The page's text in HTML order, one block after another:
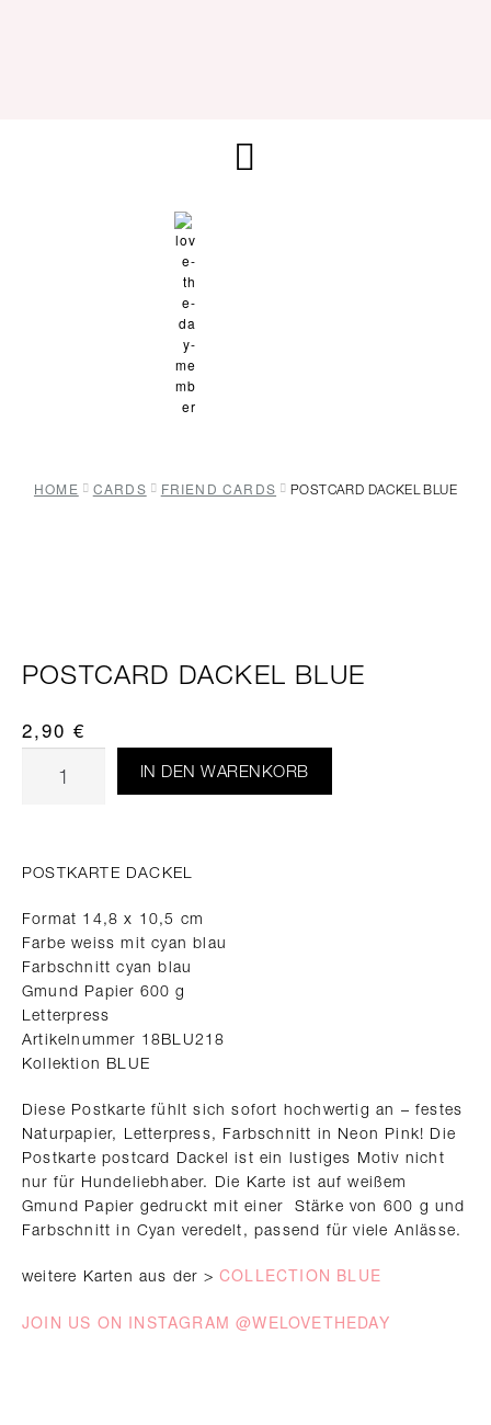
HOME CARDS FRIEND CARDS POSTCARD DACKEL BLUE
POSTCARD DACKEL BLUE
2,90 €
IN DEN WARENKORB
POSTKARTE DACKEL
Format 14,8 x 10,5 cm
Farbe weiss mit cyan blau
Farbschnitt cyan blau
Gmund Papier 600 g
Letterpress
Artikelnummer 18BLU218
Kollektion BLUE
Diese Postkarte fühlt sich sofort hochwertig an – festes
Naturpapier, Letterpress, Farbschnitt in Neon Pink! Die
Postkarte postcard Dackel ist ein lustiges Motiv nicht
nur für Hundeliebhaber. Die Karte ist auf weißem
Gmund Papier gedruckt mit einer Stärke von 600 g und
Farbschnitt in Cyan veredelt, passend für viele Anlässe.
weitere Karten aus der > COLLECTION BLUE
JOIN US ON INSTAGRAM @WELOVETHEDAY